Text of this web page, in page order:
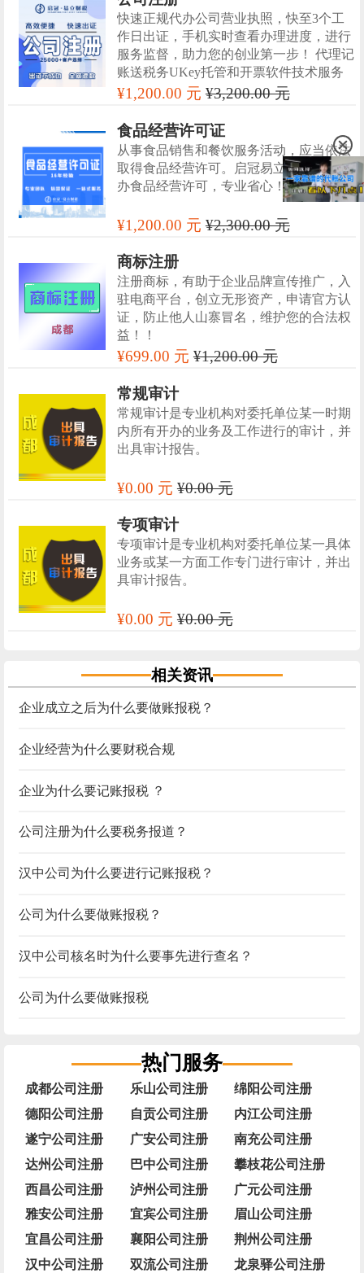
快速正规代办公司营业执照，快至3个工
作日出证，手机实时查看办理进度，进行
服务监督，助力您的创业第一步！ 代理记
账送税务UKey托管和开票软件技术服务
¥1,200.00 元¥3,200.00 元
食品经营许可证
从事食品销售和餐饮服务活动，应当依法
取得食品经营许可。启冠易立财税专业代
办食品经营许可，专业省心！！
¥1,200.00 元¥2,300.00 元
商标注册
注册商标，有助于企业品牌宣传推广，入
驻电商平台，创立无形资产，申请官方认
证，防止他人山寨冒名，维护您的合法权
益！！
¥699.00 元¥1,200.00 元
常规审计
常规审计是专业机构对委托单位某一时期
内所有开办的业务及工作进行的审计，并
出具审计报告。
¥0.00 元¥0.00 元
专项审计
专项审计是专业机构对委托单位某一具体
业务或某一方面工作专门进行审计，并出
具审计报告。
¥0.00 元¥0.00 元
相关资讯
企业成立之后为什么要做账报税？
企业经营为什么要财税合规
企业为什么要记账报税 ？
公司注册为什么要税务报道？
汉中公司为什么要进行记账报税？
公司为什么要做账报税？
汉中公司核名时为什么要事先进行查名？
公司为什么要做账报税
热门服务
成都公司注册 乐山公司注册
绵阳公司注册
德阳公司注册
自贡公司注册
内江公司注册
遂宁公司注册
广安公司注册
南充公司注册
达州公司注册
巴中公司注册
攀枝花公司注册
西昌公司注册
泸州公司注册
广元公司注册
雅安公司注册
宜宾公司注册
眉山公司注册
宜昌公司注册
襄阳公司注册
荆州公司注册
汉中公司注册
双流公司注册
龙泉驿公司注册